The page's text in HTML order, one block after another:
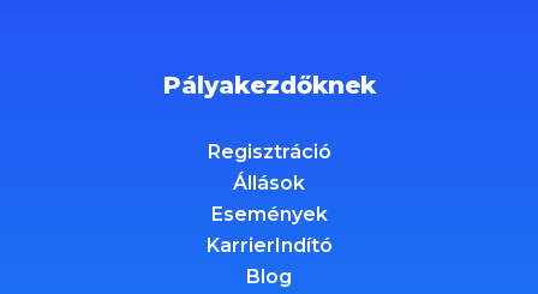
Pályakezdőknek
Regisztráció
Állások
Események
KarrierIndító
Blog